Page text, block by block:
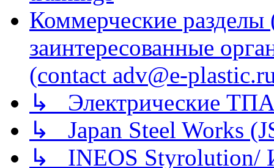
Коммерческие
заинтересованные
(contact adv@e-
↳ Электрические
↳ Japan Steel Works
↳ INEOS